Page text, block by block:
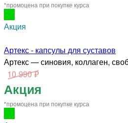
*промоцена при покупке курса
Акция
Артекс - капсулы для суставов
Артекс — синовия, коллаген,
10 990 ₽
Акция
*промоцена при покупке курса